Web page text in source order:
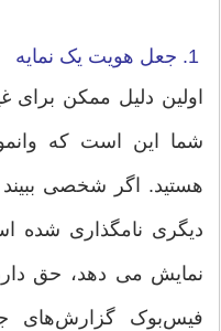
1. جعل هویت یک نمایه
اولین دلیل ممکن
شما این است که
هستید. اگر شخصی
دیگری نامگذاری شده
نمایش می دهد، حق
فیس‌بوک گزارش‌های